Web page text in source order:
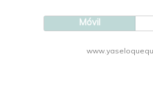
Móvil